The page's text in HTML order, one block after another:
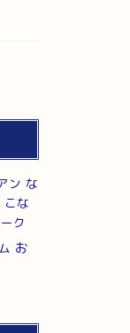
ン な
こな
ク
お